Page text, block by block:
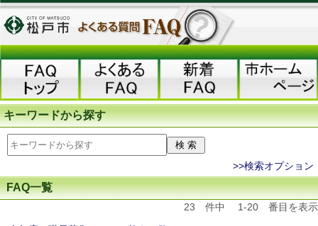
キーワードから探す
>>検索オプション
FAQ一覧
23 件中 1-20 番目を表示